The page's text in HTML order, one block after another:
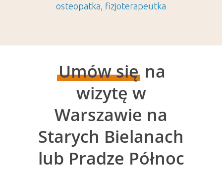
osteopatka, fizjoterapeutka
Umów sięna
wizytę w
Warszawie na
Starych Bielanach
lub Pradze Północ